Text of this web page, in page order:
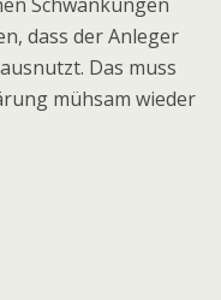
dass der Anleger
Das muss
mühsam wieder